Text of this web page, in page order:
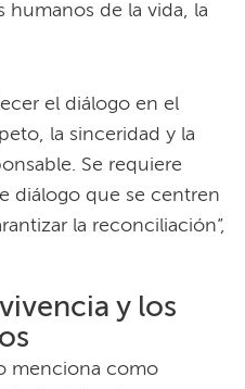
humanos de la vida, la
el diálogo en el
la sinceridad y la
Se requiere
diálogo que se centren
la reconciliación”,
y los
menciona como